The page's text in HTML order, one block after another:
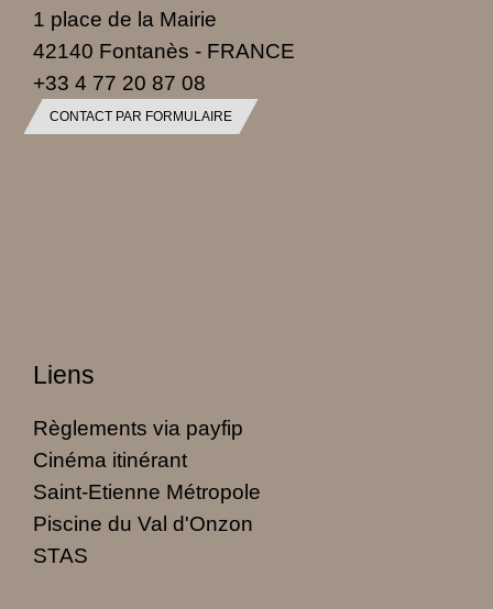
1 place de la Mairie
42140 Fontanès - FRANCE
+33 4 77 20 87 08
CONTACT PAR FORMULAIRE
Liens
Règlements via payfip
Cinéma itinérant
Saint-Etienne Métropole
Piscine du Val d'Onzon
STAS